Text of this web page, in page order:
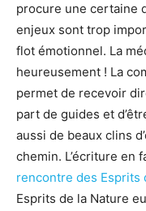
procure une certaine
enjeux sont trop
flot émotionnel. La
heureusement ! La
permet de recevoir
part de guides et
aussi de beaux clins
chemin. L’écriture en
rencontre des Esprits
Esprits de la Nature